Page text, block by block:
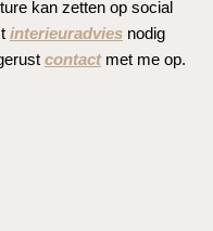
kan zetten op social
interieuradvies nodig
contactmet me op.